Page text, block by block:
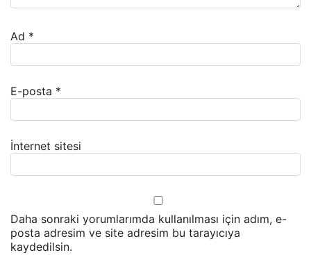
Ad *
E-posta *
İnternet sitesi
Daha sonraki yorumlarımda kullanılması için adım, e-
posta adresim ve site adresim bu tarayıcıya
kaydedilsin.